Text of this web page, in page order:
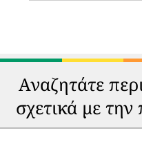
Αναζητάτε
σχετικά με